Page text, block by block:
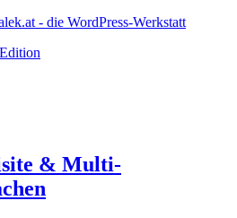
- die WordPress-Werkstatt
& Multi-